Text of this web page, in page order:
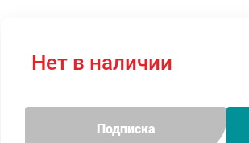
Нет в наличии
Подписка